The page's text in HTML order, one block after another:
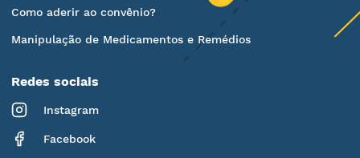
Como aderir ao convênio?
Manipulação de Medicamentos e Remédios
Redes sociais
Instagram
Facebook